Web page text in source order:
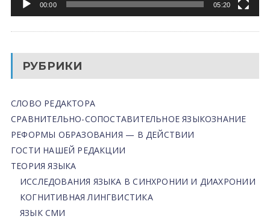
00:00 05:20
РУБРИКИ
СЛОВО РЕДАКТОРА
СРАВНИТЕЛЬНО-СОПОСТАВИТЕЛЬНОЕ ЯЗЫКОЗНАНИЕ
РЕФОРМЫ ОБРАЗОВАНИЯ — В ДЕЙСТВИИ
ГОСТИ НАШЕЙ РЕДАКЦИИ
ТЕОРИЯ ЯЗЫКА
ИССЛЕДОВАНИЯ ЯЗЫКА В СИНХРОНИИ И ДИАХРОНИИ
КОГНИТИВНАЯ ЛИНГВИСТИКА
ЯЗЫК СМИ